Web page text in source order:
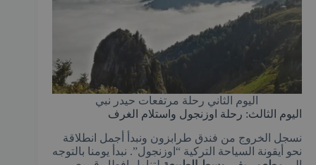
اليوم الثاني رحلة مرتفعات حيدر نبي
اليوم الثالث: رحلة اوزنجول واستلام الغرف
نسجل الخروج من فندق طرابزون ونبدأ أجمل انطلاقة
نحو أيقونة السياحة التركية “اوزنجول”. نبدأ يومنا بالتوجه